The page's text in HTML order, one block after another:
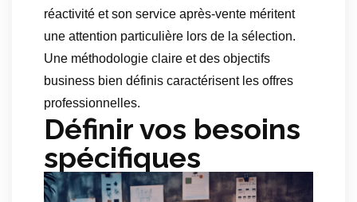
réactivité et son service après-vente méritent
une attention particulière lors de la sélection.
Une méthodologie claire et des objectifs
business bien définis caractérisent les offres
professionnelles.
Définir vos besoins
spécifiques